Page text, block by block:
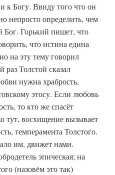
к Богу. Ввиду того что он
непросто определить, чем
Горький пишет, что
что истина едина
на эту тему говорил
раз Толстой сказал
нужна храбрость,
этосу. Если любовь
то кто же спасёт
тут, восхищение вызывает
темперамента Толстого.
им, движет нами.
эпическая; на
(назовём это так)